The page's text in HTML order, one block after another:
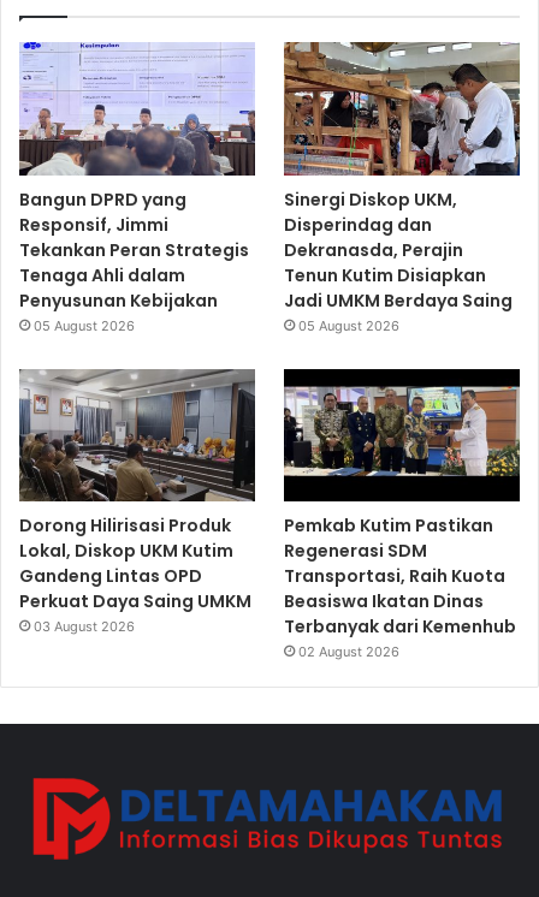
Bangun DPRD yang
Responsif, Jimmi
Tekankan Peran Strategis
Tenaga Ahli dalam
Penyusunan Kebijakan
05 August 2026
Sinergi Diskop UKM,
Disperindag dan
Dekranasda, Perajin
Tenun Kutim Disiapkan
Jadi UMKM Berdaya Saing
05 August 2026
Dorong Hilirisasi Produk
Lokal, Diskop UKM Kutim
Gandeng Lintas OPD
Perkuat Daya Saing UMKM
03 August 2026
Pemkab Kutim Pastikan
Regenerasi SDM
Transportasi, Raih Kuota
Beasiswa Ikatan Dinas
Terbanyak dari Kemenhub
02 August 2026